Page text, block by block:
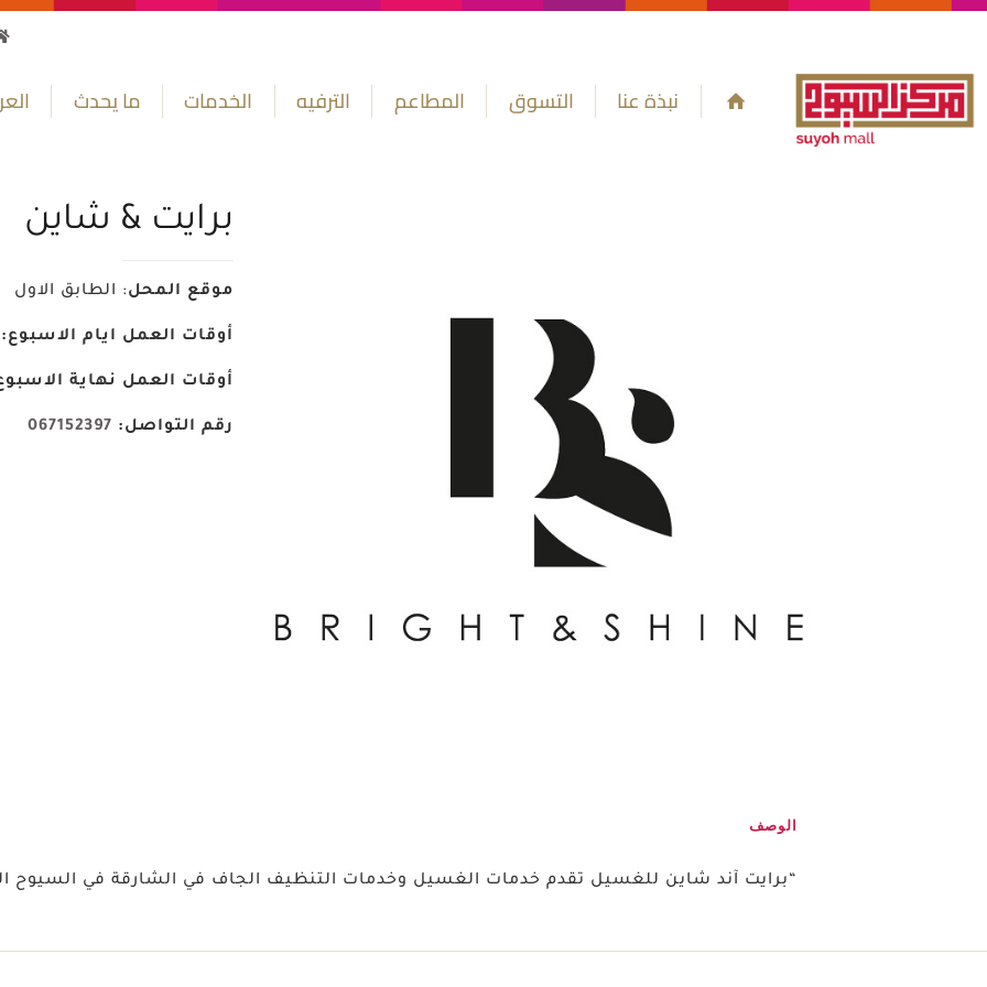
نبذة عنا التسوق المطاعم الترفيه الخدمات ما يحدث
برايت & شاين
موقع المحل: الطابق الاول
أوقات العمل ايام الاسبوع:
أوقات العمل نهاية
رقم التواصل: 067152397
الوصف
“برايت آند شاين للغسيل تقدم خدمات الغسيل وخدمات التنظيف الجاف في الشارقة في السيوح